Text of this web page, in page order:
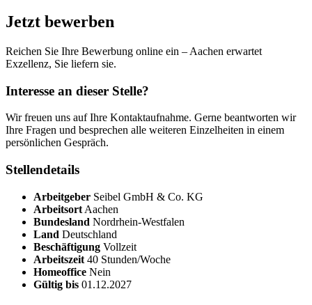
Jetzt bewerben
Reichen Sie Ihre Bewerbung online ein – Aachen erwartet
Exzellenz, Sie liefern sie.
Interesse an dieser Stelle?
Wir freuen uns auf Ihre Kontaktaufnahme. Gerne beantworten wir
Ihre Fragen und besprechen alle weiteren Einzelheiten in einem
persönlichen Gespräch.
Stellendetails
Arbeitgeber Seibel GmbH & Co. KG
Arbeitsort Aachen
Bundesland Nordrhein-Westfalen
Land Deutschland
Beschäftigung Vollzeit
Arbeitszeit 40 Stunden/Woche
Homeoffice Nein
Gültig bis 01.12.2027